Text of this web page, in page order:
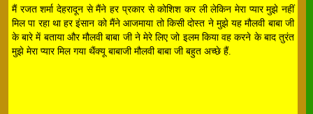
मैं रजत शर्मा देहरादून से मैंने हर प्रकार से कोशिश कर ली लेकिन मेरा प्यार मुझे नहीं
मिल पा रहा था हर इंसान को मैंने आजमाया तो किसी दोस्त ने मुझे यह मौलवी बाबा जी
के बारे में बताया और मौलवी बाबा जी ने मेरे लिए जो इलम किया वह करने के बाद तुरंत
मुझे मेरा प्यार मिल गया थैंक्यू बाबाजी मौलवी बाबा जी बहुत अच्छे हैं.